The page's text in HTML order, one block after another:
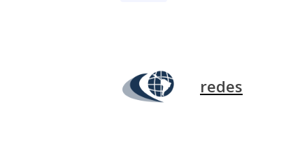
redes